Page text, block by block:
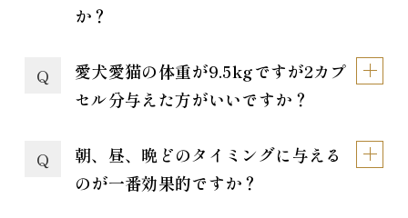
か？
Q
愛犬愛猫の体重が9.5kgですが2カプ
セル分与えた方がいいですか？
Q
朝、昼、晩どのタイミングに与える
のが一番効果的ですか？